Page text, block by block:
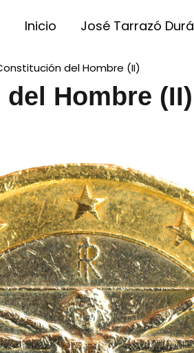
Inicio José Tarrazó Durá
del Hombre (II)
Hombre (II)